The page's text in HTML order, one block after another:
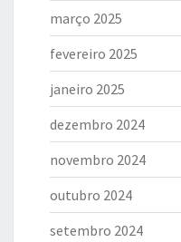
março 2025
fevereiro 2025
janeiro 2025
dezembro 2024
novembro 2024
outubro 2024
setembro 2024